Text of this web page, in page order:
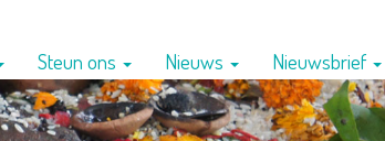
Steun ons Nieuws Nieuwsbrief